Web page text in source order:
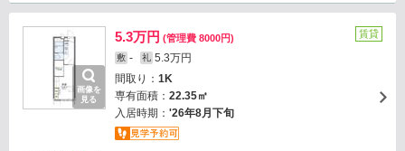
画像を
見る
5.3万円 (管理費 8000円)
敷 - 礼 5.3万円
間取り： 1K
専有面積： 22.35㎡
入居時期： '26年8月下旬
賃貸